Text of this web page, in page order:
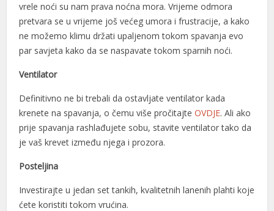
vrele noći su nam prava noćna mora. Vrijeme odmora
pretvara se u vrijeme još većeg umora i frustracije, a kako
ne možemo klimu držati upaljenom tokom spavanja evo
par savjeta kako da se naspavate tokom sparnih noći.
Ventilator
Definitivno ne bi trebali da ostavljate ventilator kada
krenete na spavanja, o čemu više pročitajteOVDJE. Ali ako
prije spavanja rashlađujete sobu, stavite ventilator tako da
je vaš krevet između njega i prozora.
Posteljina
Investirajte u jedan set tankih, kvalitetnih lanenih plahti koje
ćete koristiti tokom vrućina.